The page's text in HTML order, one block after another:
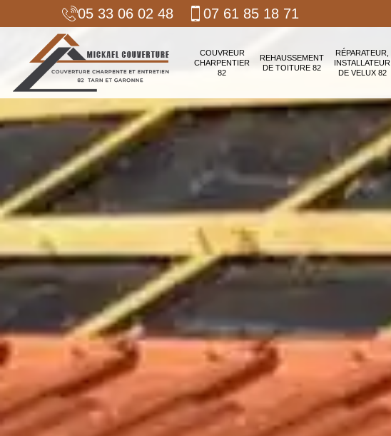
05 33 06 02 48 07 61 85 18 71
COUVREUR
CHARPENTIER
82
REHAUSSEMENT
DE TOITURE 82
RÉPARATEUR,
INSTALLATEUR
DE VELUX 82